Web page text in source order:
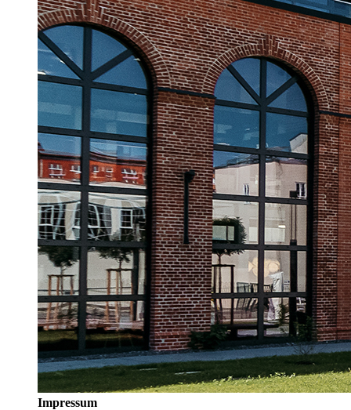
Impressum